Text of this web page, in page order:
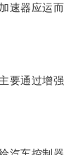
速器应运而
要通过增强